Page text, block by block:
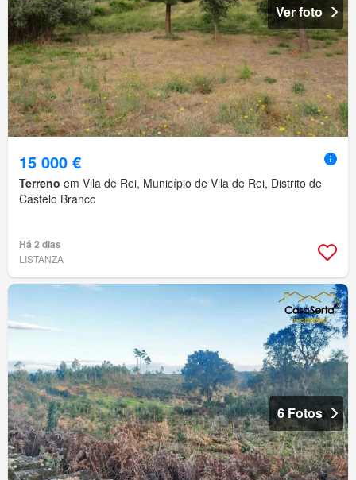
Ver foto
15 000 €
Terreno em Vila de Rei, Município de Vila de Rei, Distrito de
Castelo Branco
Há 2 dias
LISTANZA
6 Fotos